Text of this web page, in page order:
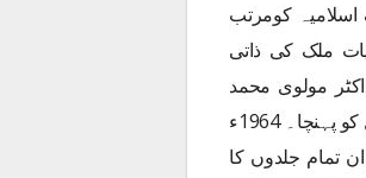
اردودائرہ معارف اسلامیہ کومرتب
ملک کی ذاتی
پر ڈاکٹر مولوی محمد
شفیع کی صدارت میں کام کا آغاز ہوا جوکہ بعد میں تقریباً 44 سال میں پایۂ تکمیل کو پہنچا۔ 1964ء
ہوئی اور پھر ان تمام جلدوں کا